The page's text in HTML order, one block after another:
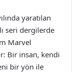
yaratılan
seri dergilerde
Marvel
Bir insan, kendi
bir yön ile